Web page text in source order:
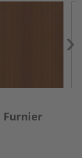
Furnier